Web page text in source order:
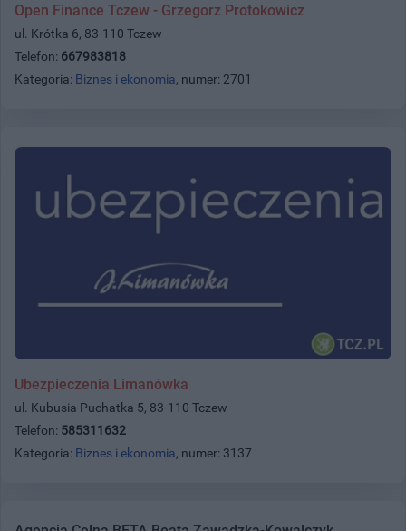
Open Finance Tczew - Grzegorz Protokowicz
ul. Krótka 6, 83-110 Tczew
Telefon: 667983818
Kategoria: Biznes i ekonomia, numer: 2701
Ubezpieczenia Limanówka
ul. Kubusia Puchatka 5, 83-110 Tczew
Telefon: 585311632
Kategoria: Biznes i ekonomia, numer: 3137